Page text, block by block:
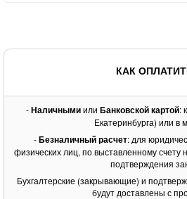
КАК
-Наличнымиили Банковской картой:
Екатеринбурга) или в
-Безналичный расчет: для
физических лиц, по выставленному
подтверждения
Бухгалтерские (закрывающие) и
будут доставлены с